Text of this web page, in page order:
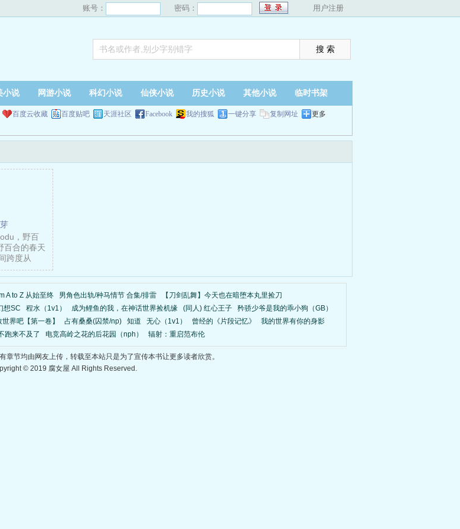
账号： 密码： 用户注册
小说 网游小说 科幻小说 仙侠小说 历史小说 其他小说 临时书架
百度云收藏 百度贴吧 天涯社区 Facebook 我的搜狐 一键分享 复制网址 更多
，野百
百合的春天
跨度从
A to Z 从始至终 男角色出轨/种马情节 合集/排雷
【刀剑乱舞】今天也在暗堕本丸里捡刀
想SC 程水（1v1） 成为鲤鱼的我，在神话世界捡机缘 (同人) 红心王子
矜骄少爷是我的乖小狗（GB）
界吧【第一卷】 占有桑桑(囚禁/np) 知道 无心（1v1） 曾经的《片段记忆》
我的世界有你的身影
跑来不及了 电竞高岭之花的后花园（nph） 辐射：重启范布伦
章节均由网友上传，转载至本站只是为了宣传本书让更多读者欣赏。
© 2019 腐女屋 All Rights Reserved.